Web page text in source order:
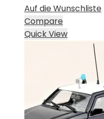
Auf die Wunschliste
Compare
Quick View